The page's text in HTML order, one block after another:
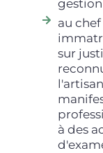
au
sur
à des